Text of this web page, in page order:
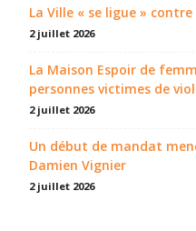
La Ville « se ligue »
2 juillet 2026
La Maison Espoir de
personnes victimes de
2 juillet 2026
Un début de mandat
Damien Vignier
2 juillet 2026